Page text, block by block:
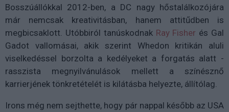
Bosszúállókkal 2012-ben, a DC nagy hőstalálkozójára
már nemcsak kreativitásban, hanem attitűdben is
megbicsaklott. Utóbbiról tanúskodnak Ray Fisher és Gal
Gadot vallomásai, akik szerint Whedon kritikán aluli
viselkedéssel borzolta a kedélyeket a forgatás alatt -
rasszista megnyilvánulások mellett a színésznő
karrierjének tönkretételét is kilátásba helyezte, állítólag.
Irons még nem sejthette, hogy pár nappal később az USA